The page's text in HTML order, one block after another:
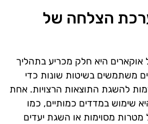
הצלחה של
היא חלק מכריע בתהליך
משתמשים בשיטות שונות כדי
להשגת התוצאות הרצויות. אחת
שימוש במדדים כמותיים, כמו
מסוימות או השגת יעדים